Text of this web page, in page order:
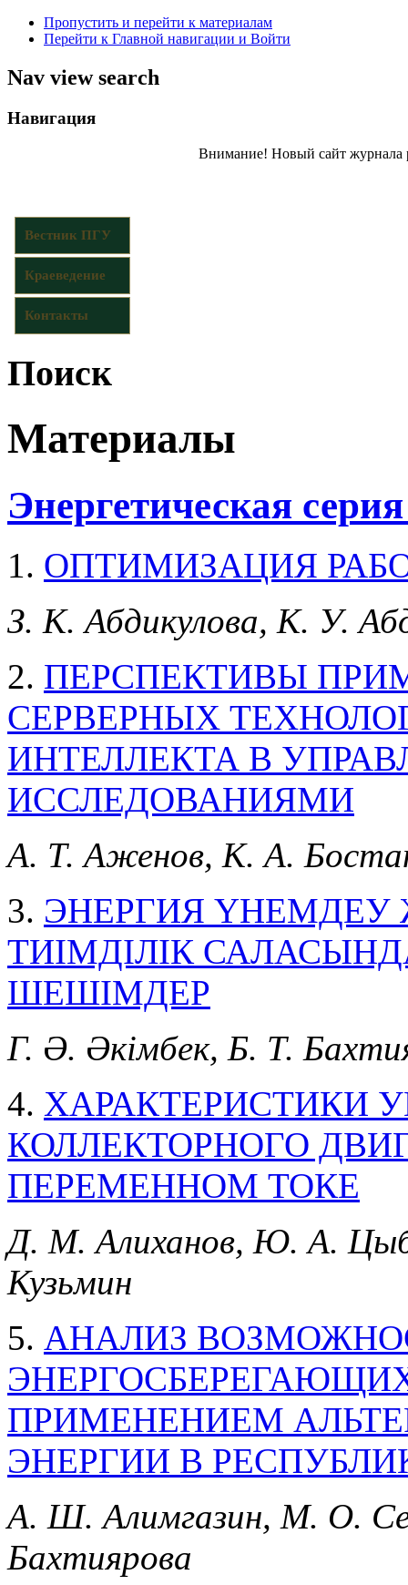
Пропустить и перейти к материалам
Перейти к Главной навигации и Войти
Nav view search
Навигация
Внимание! Новый сайт журнала
Вестник ПГУ
Краеведение
Контакты
Поиск
Материалы
Энергетическая
1. ОПТИМИЗАЦИЯ
З. К. Абдикулова, К. У.
2. ПЕРСПЕКТИВЫ
СЕРВЕРНЫХ
ИНТЕЛЛЕКТА В
ИССЛЕДОВАНИЯМИ
А. Т. Аженов, К. А.
3. ЭНЕРГИЯ ҮНЕМДЕУ
ТИІМДІЛІК
ШЕШІМДЕР
Г. Ә. Әкімбек, Б. Т.
4. ХАРАКТЕРИСТИКИ
КОЛЛЕКТОРНОГО
ПЕРЕМЕННОМ ТОКЕ
Д. М. Алиханов, Ю. А.
Кузьмин
5. АНАЛИЗ
ПРИМЕНЕНИЕМ
ЭНЕРГИИ В
А. Ш. Алимгазин, М. О.
Бахтиярова